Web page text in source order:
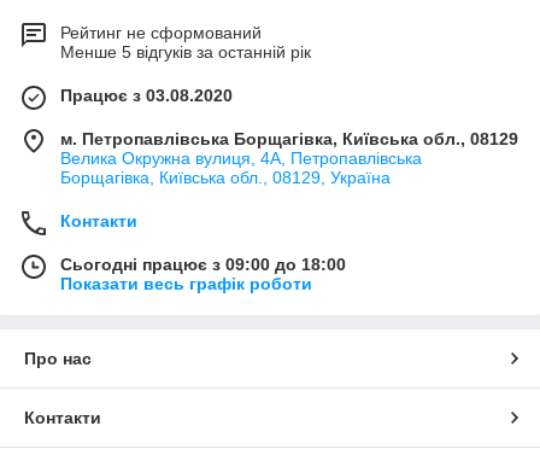
Рейтинг не сформований
Менше 5 відгуків за останній рік
Працює з 03.08.2020
м. Петропавлівська Борщагівка, Київська обл., 08129
Велика Окружна вулиця, 4А, Петропавлівська
Борщагівка, Київська обл., 08129, Україна
Контакти
Сьогодні працює з 09:00 до 18:00
Показати весь графік роботи
Про нас
Контакти